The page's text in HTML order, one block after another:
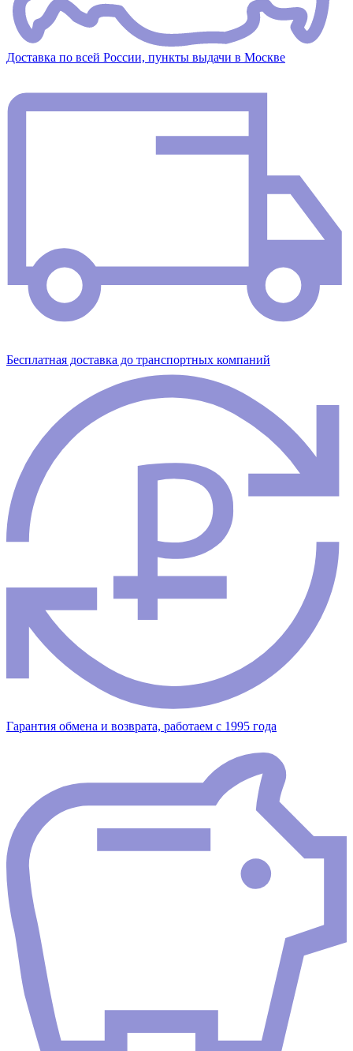
Доставка по всей России, пункты выдачи в Москве
Бесплатная доставка до транспортных компаний
Гарантия обмена и возврата, работаем с 1995 года